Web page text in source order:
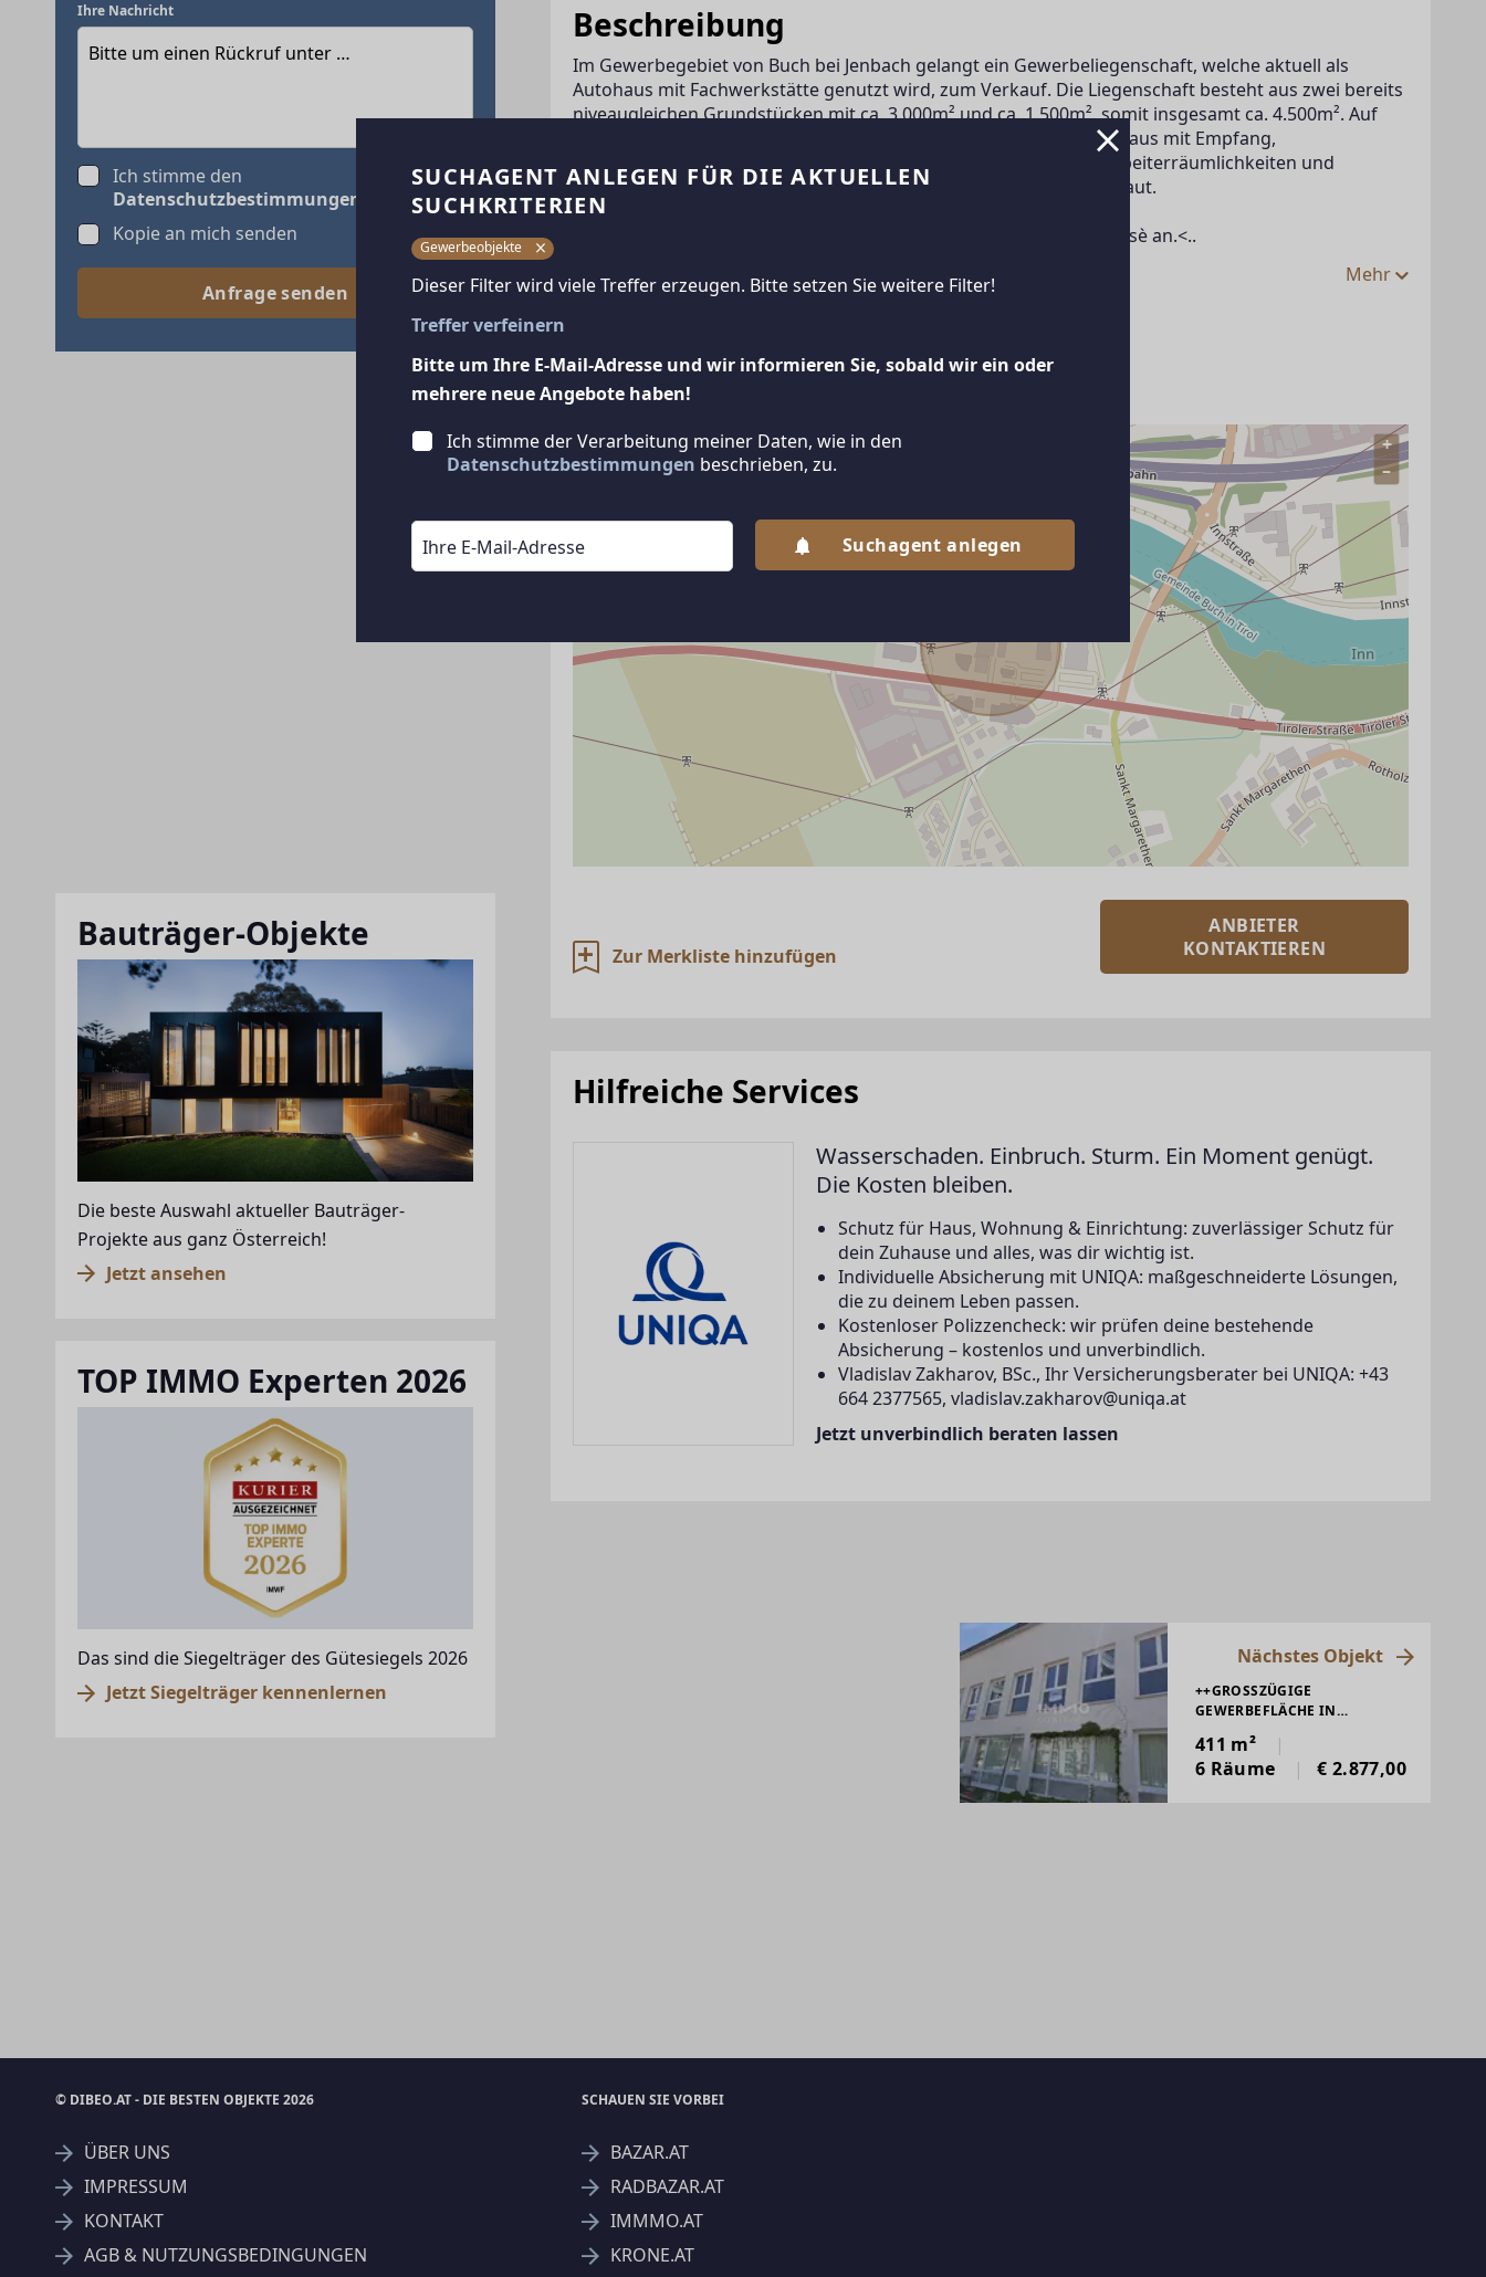
Beschreibung
Im Gewerbegebiet von Buch bei Jenbach gelangt ein Gewerbeliegenschaft, welche aktuell als
Autohaus mit Fachwerkstätte genutzt wird, zum Verkauf. Die Liegenschaft besteht aus zwei bereits
niveaugleichen Grundstücken mit ca. 3.000m² und ca. 1.500m², somit insgesamt ca. 4.500m². Auf
dem östlichen Grundstück mit ca. 3.000m² befindet sich das Autohaus mit Empfang,
Verkaufs-/Schauraum, Büro, Werkstätte (inkl. Spritzkabine), Mitarbeiterräumlichkeiten und
Lagerflächen. Das westliche Grundstück mit ca. 1.500m² ist unbebaut.
Für nähere Informationen zur Immobilie fordern Sie bitte ein Exposè an.<..
Mehr
+
–
Zur Merkliste hinzufügen
ANBIETER
KONTAKTIEREN
Hilfreiche Services
Wasserschaden. Einbruch. Sturm. Ein Moment genügt.
Die Kosten bleiben.
Schutz für Haus, Wohnung & Einrichtung: zuverlässiger Schutz für
dein Zuhause und alles, was dir wichtig ist.
Individuelle Absicherung mit UNIQA: maßgeschneiderte Lösungen,
die zu deinem Leben passen.
Kostenloser Polizzencheck: wir prüfen deine bestehende
Absicherung – kostenlos und unverbindlich.
Vladislav Zakharov, BSc., Ihr Versicherungsberater bei UNIQA: +43
664 2377565, vladislav.zakharov@uniqa.at
Jetzt unverbindlich beraten lassen
Nächstes Objekt
++GROSSZÜGIGE G
EWERBEFLÄCHE IN H
TAFFELMIETE++
411 m²
6 Räume
€ 2.877,00
Ihre Nachricht
Ich stimme den
Datenschutzbestimmungen
Kopie an mich senden
Anfrage senden
Bauträger-Objekte
Die beste Auswahl aktueller Bauträger-
Projekte aus ganz Österreich!
Jetzt ansehen
TOP IMMO Experten 2026
Das sind die Siegelträger des Gütesiegels 2026
Jetzt Siegelträger kennenlernen
© DIBEO.AT - DIE BESTEN OBJEKTE 2026
ÜBER UNS
IMPRESSUM
KONTAKT
AGB & NUTZUNGSBEDINGUNGEN
SCHAUEN SIE VORBEI
BAZAR.AT
RADBAZAR.AT
IMMMO.AT
KRONE.AT
SUCHAGENT ANLEGEN FÜR DIE AKTUELLEN
SUCHKRITERIEN
Gewerbeobjekte
Dieser Filter wird viele Treffer erzeugen. Bitte setzen Sie weitere Filter!
Treffer verfeinern
Bitte um Ihre E-Mail-Adresse und wir informieren Sie, sobald wir ein oder
mehrere neue Angebote haben!
Ich stimme der Verarbeitung meiner Daten, wie in den
Datenschutzbestimmungen beschrieben, zu.
Suchagent anlegen